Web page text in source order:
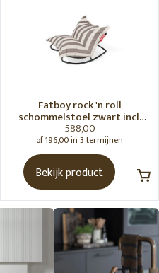
Fatboy rock 'n roll
schommelstoel zwart incl.
original Outdoor zitzak
Stripe Cacao
588,00
of 196,00 in 3 termijnen
Bekijk product